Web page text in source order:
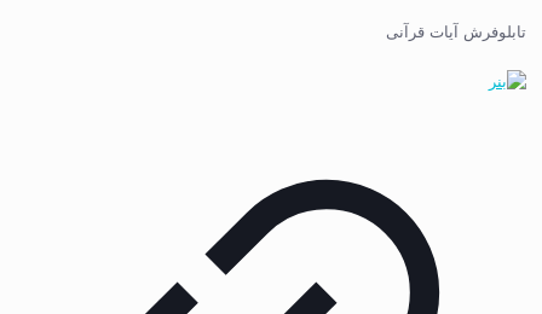
تابلوفرش آیات قرآنی